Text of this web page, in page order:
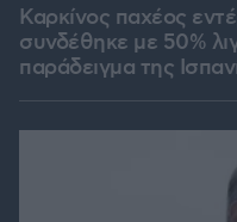
Καρκίνος παχέος
συνδέθηκε με 50%
παράδειγμα της